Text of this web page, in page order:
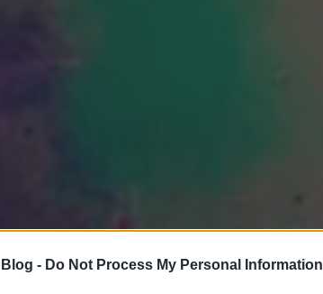
Blog - Do Not Process My Personal Information